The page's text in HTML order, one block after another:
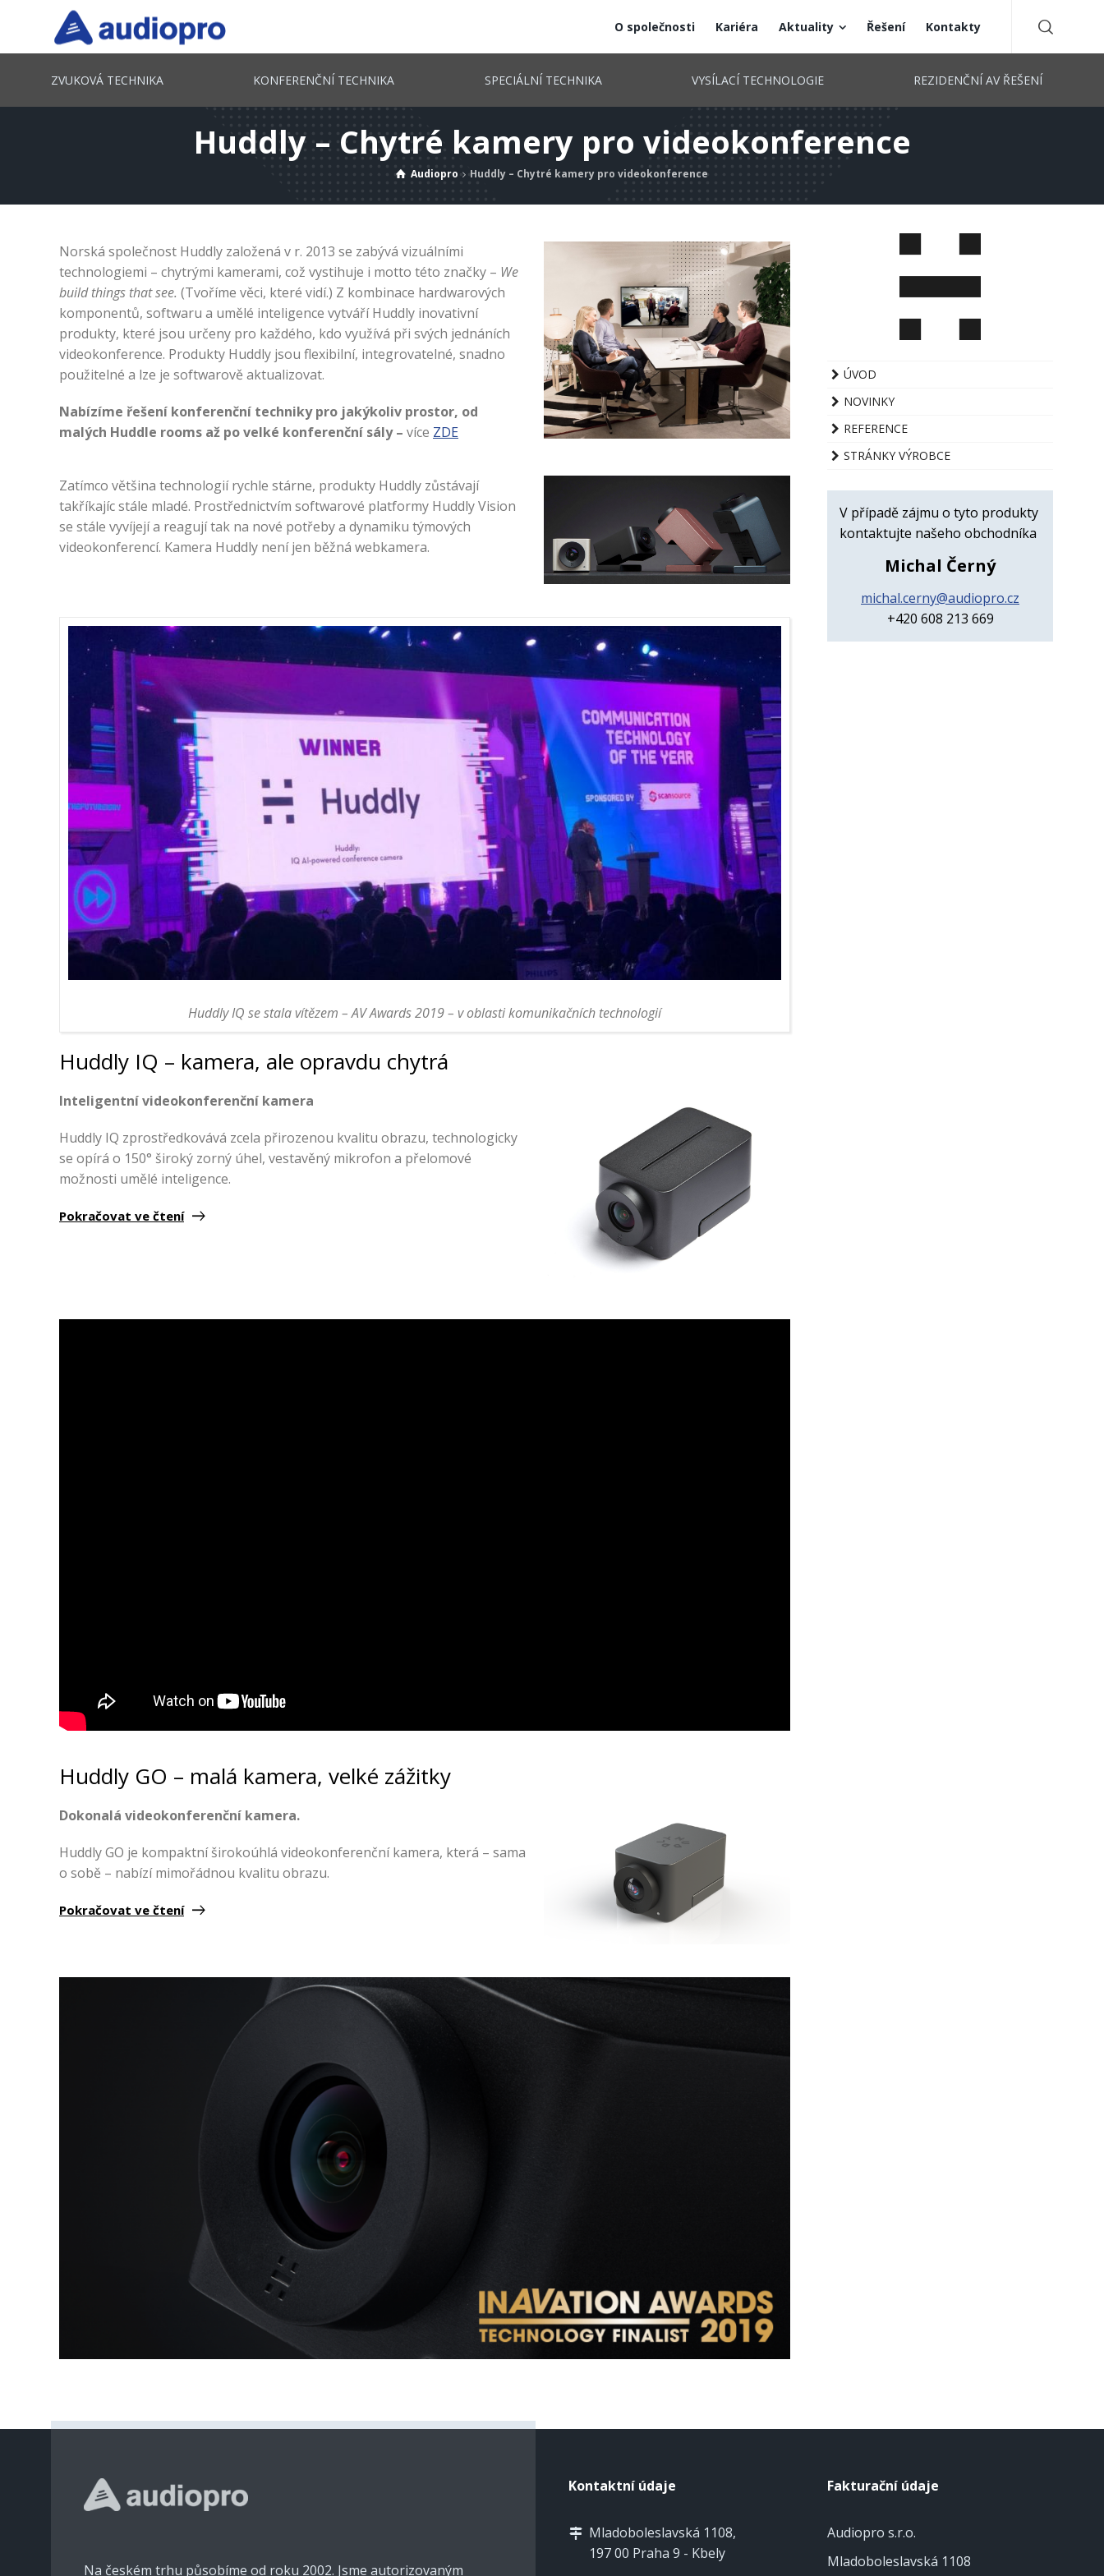
O společnosti Kariéra Aktuality Řešení Kontakty
ZVUKOVÁ TECHNIKA KONFERENČNÍ TECHNIKA SPECIÁLNÍ TECHNIKA VYSÍLACÍ TECHNOLOGIE REZIDENČNÍ AV ŘEŠENÍ
Huddly – Chytré kamery pro videokonference
Audiopro Huddly – Chytré kamery pro videokonference
Norská společnost Huddly založená v r. 2013 se zabývá vizuálními
technologiemi – chytrými kamerami, což vystihuje i motto této značky – We
build things that see. (Tvoříme věci, které vidí.) Z kombinace hardwarových
komponentů, softwaru a umělé inteligence vytváří Huddly inovativní
produkty, které jsou určeny pro každého, kdo využívá při svých jednáních
videokonference. Produkty Huddly jsou flexibilní, integrovatelné, snadno
použitelné a lze je softwarově aktualizovat.
Nabízíme řešení konferenční techniky pro jakýkoliv prostor, od
malých Huddle rooms až po velké konferenční sály – více ZDE
Zatímco většina technologií rychle stárne, produkty Huddly zůstávají
takříkajíc stále mladé. Prostřednictvím softwarové platformy Huddly Vision
se stále vyvíjejí a reagují tak na nové potřeby a dynamiku týmových
videokonferencí. Kamera Huddly není jen běžná webkamera.
Huddly IQ se stala vítězem – AV Awards 2019 – v oblasti komunikačních technologií
Huddly IQ – kamera, ale opravdu chytrá
Inteligentní videokonferenční kamera
Huddly IQ zprostředkovává zcela přirozenou kvalitu obrazu, technologicky
se opírá o 150° široký zorný úhel, vestavěný mikrofon a přelomové
možnosti umělé inteligence.
Pokračovat ve čtení
Huddly GO – malá kamera, velké zážitky
Dokonalá videokonferenční kamera.
Huddly GO je kompaktní širokoúhlá videokonferenční kamera, která – sama
o sobě – nabízí mimořádnou kvalitu obrazu.
Pokračovat ve čtení
ÚVOD
NOVINKY
REFERENCE
STRÁNKY VÝROBCE
V případě zájmu o tyto produkty
kontaktujte našeho obchodníka
Michal Černý
michal.cerny@audiopro.cz
+420 608 213 669
Na českém trhu působíme od roku 2002. Jsme autorizovaným
Kontaktní údaje
Mladoboleslavská 1108,
197 00 Praha 9 - Kbely
Fakturační údaje
Audiopro s.r.o.
Mladoboleslavská 1108